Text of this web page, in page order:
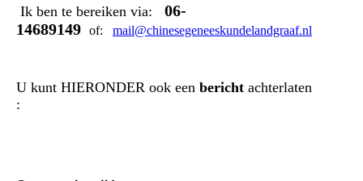
Ik ben te bereiken via: 06-
14689149 of: mail@chinesegeneeskundelandgraaf.nl
U kunt HIERONDER ook een bericht achterlaten
: